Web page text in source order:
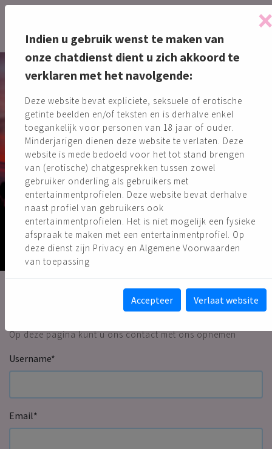
Meld je aan en
een wilde nacht
staat op jou te
wachten
Gratis aanmelden!
Op deze pagina kunt u ons contact met ons opnemen
Username*
Email*
Indien u gebruik wenst te maken van
onze chatdienst dient u zich akkoord te
verklaren met het navolgende:
Deze website bevat expliciete, seksuele of erotische
getinte beelden en/of teksten en is derhalve enkel
toegankelijk voor personen van 18 jaar of ouder.
Minderjarigen dienen deze website te verlaten. Deze
website is mede bedoeld voor het tot stand brengen
van (erotische) chatgesprekken tussen zowel
gebruiker onderling als gebruikers met
entertainmentprofielen. Deze website bevat derhalve
naast profiel van gebruikers ook
entertainmentprofielen. Het is niet mogelijk een fysieke
afspraak te maken met een entertainmentprofiel. Op
deze dienst zijn Privacy en Algemene Voorwaarden
van toepassing
Accepteer Verlaat website